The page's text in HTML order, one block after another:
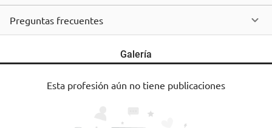
Preguntas frecuentes
Galería
Esta profesión aún no tiene publicaciones